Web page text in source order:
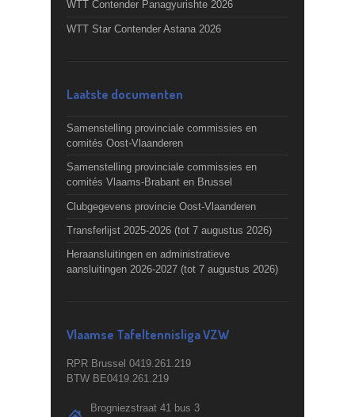
WTT Contender Panagyurishte 2026
WTT Star Contender Astana 2026
Laatste documenten
Samenstelling provinciale commissies en
comités Oost-Vlaanderen
Samenstelling provinciale commissies en
comités Vlaams-Brabant en Brussel
Clubgegevens provincie Oost-Vlaanderen
Transferlijst 2025-2026 (tot 7 augustus 2026)
Heraansluitingen en administratieve
aansluitingen 2026-2027 (tot 7 augustus 2026)
Vlaamse Tafeltennisliga VZW
RPR Brussel 0419.261.219
BTW BE0419.261.219
Brogniezstraat 41 bus 3